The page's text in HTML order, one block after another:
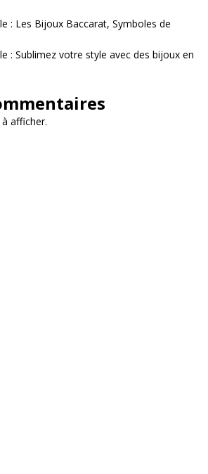
: Les Bijoux Baccarat, Symboles de
: Sublimez votre style avec des bijoux en
afficher.